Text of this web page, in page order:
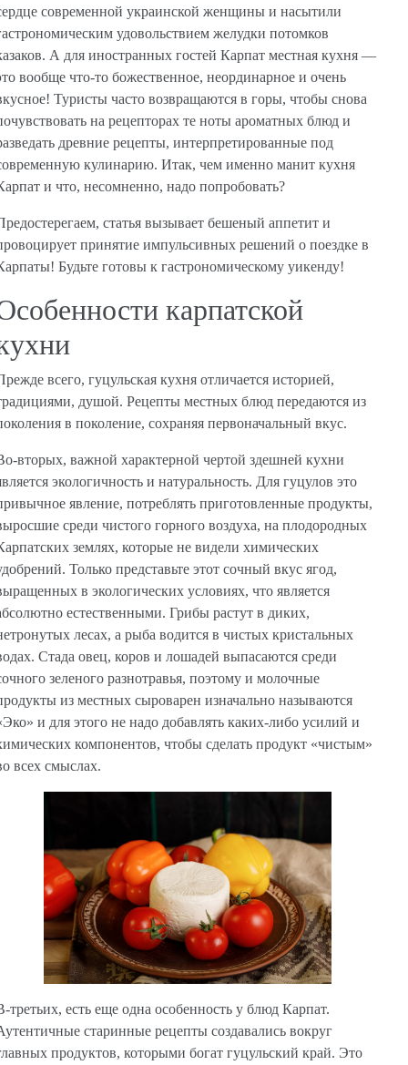
современной украинской женщины и насытили
удовольствием желудки потомков
А для иностранных гостей Карпат местная кухня —
вообще что-то божественное, неординарное и очень
Туристы часто возвращаются в горы, чтобы снова
на рецепторах те ноты ароматных блюд и
древние рецепты, интерпретированные под
кулинарию. Итак, чем именно манит кухня
и что, несомненно, надо попробовать?
статья вызывает бешеный аппетит и
принятие импульсивных решений о поездке в
Будьте готовы к гастрономическому уикенду!
карпатской
всего, гуцульская кухня отличается историей,
душой. Рецепты местных блюд передаются из
в поколение, сохраняя первоначальный вкус.
вторых, важной характерной чертой здешней кухни
экологичность и натуральность. Для гуцулов это
явление, потреблять приготовленные продукты,
среди чистого горного воздуха, на плодородных
землях, которые не видели химических
Только представьте этот сочный вкус ягод,
в экологических условиях, что является
естественными. Грибы растут в диких,
лесах, а рыба водится в чистых кристальных
Стада овец, коров и лошадей выпасаются среди
зеленого разнотравья, поэтому и молочные
из местных сыроварен изначально называются
и для этого не надо добавлять каких-либо усилий и
компонентов, чтобы сделать продукт «чистым»
всех смыслах.
третьих, есть еще одна особенность у блюд Карпат.
старинные рецепты создавались вокруг
продуктов, которыми богат гуцульский край. Это